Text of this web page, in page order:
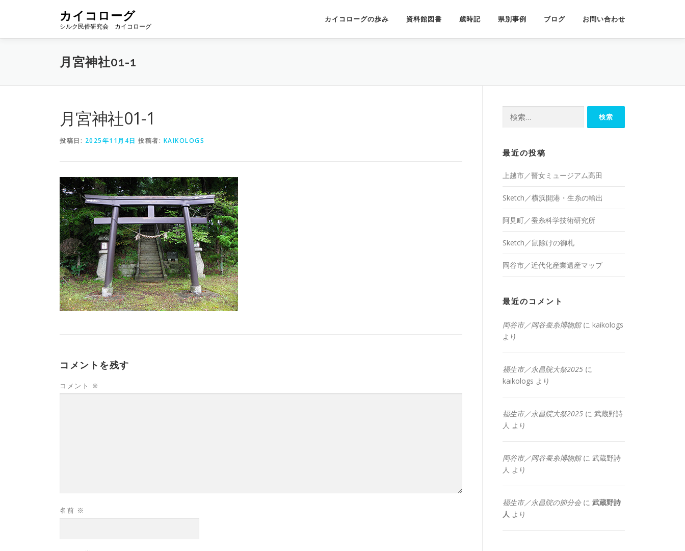
ン
カイコローグ
シルク民俗研究会 カイコローグ
カイコローグの歩み 資料館図書 歳時記 県別事例 ブログ お問い合わせ
月宮神社01-1
月宮神社01-1
投稿日: 2025年11月4日 投稿者: KAIKOLOGS
コメントを残す
コメント ※
名前 ※
最近の投稿
上越市／瞽女ミュージアム高田
Sketch／横浜開港・生糸の輸出
阿見町／蚕糸科学技術研究所
Sketch／鼠除けの御札
岡谷市／近代化産業遺産マップ
最近のコメント
岡谷市／岡谷蚕糸博物館に kaikologs
より
福生市／永昌院大祭2025 に
kaikologs より
福生市／永昌院大祭2025 に 武蔵野詩
人 より
岡谷市／岡谷蚕糸博物館に 武蔵野詩
人 より
福生市／永昌院の節分会に 武蔵野詩
人 より